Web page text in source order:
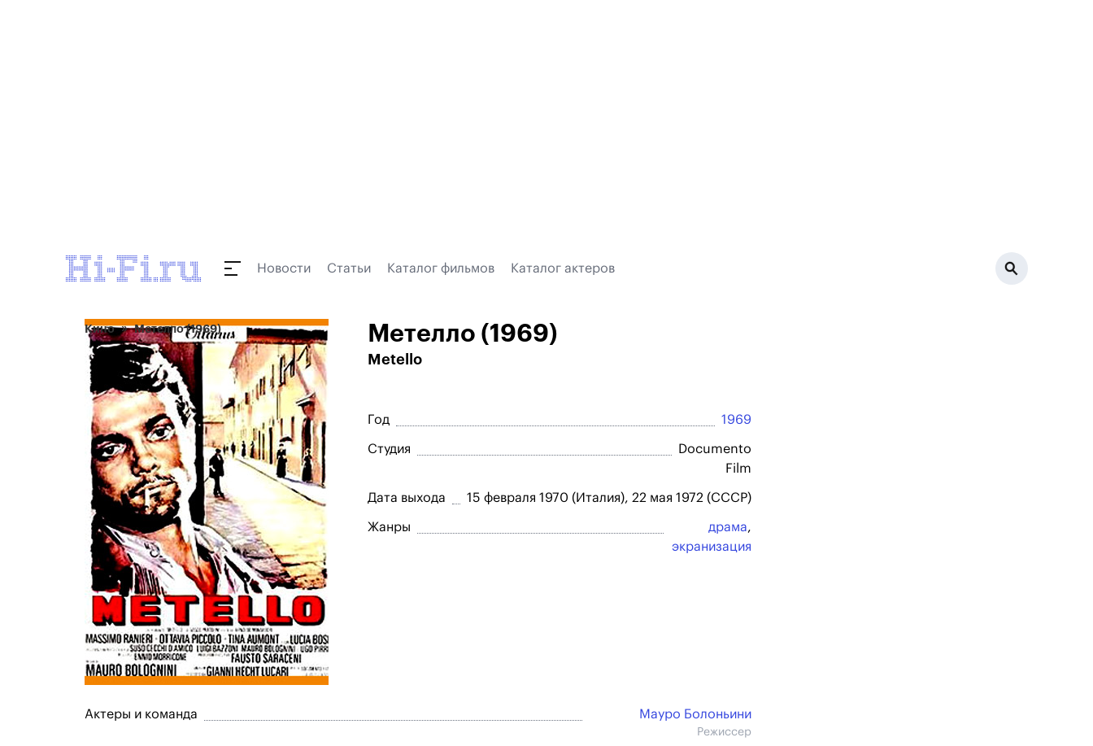
Новости Статьи Каталог фильмов Каталог актеров
Кино Метелло (1969) Метелло (1969)
Metello
Год 1969
Студия
Documento
Film
Дата выхода 15 февраля 1970 (Италия), 22 мая 1972 (СССР)
Жанры драма,
экранизация
Актеры и команда Мауро Болоньини
Режиссер